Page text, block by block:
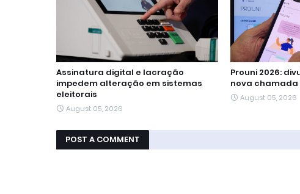
Assinatura digital e lacração
impedem alteração em sistemas
eleitorais
August 05, 2026
Prouni 2026:
nova chamada
August 05, 2026
POST A COMMENT